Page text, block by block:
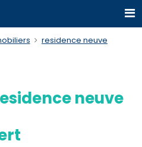
residence neuve
neuve